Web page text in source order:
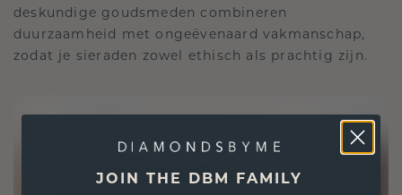
deskundige goudsmeden combineren
duurzaamheid met ongeëvenaard vakmanschap,
zodat je sieraden zowel ethisch als prachtig zijn.
JOIN THE DBM FAMILY